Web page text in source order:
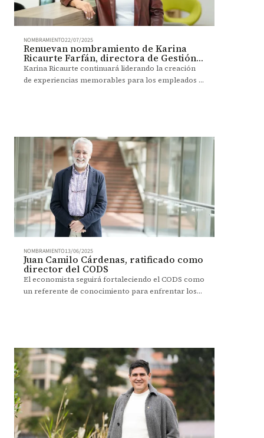
NOMBRAMIENTO22/07/2025
Renuevan nombramiento de Karina
Ricaurte Farfán, directora de Gestión
Humana y Desarrollo Organizacional
Karina Ricaurte continuará liderando la creación
de experiencias memorables para los empleados a
NOMBRAMIENTO13/06/2025
Juan Camilo Cárdenas, ratificado como
director del CODS
El economista seguirá fortaleciendo el CODS como
un referente de conocimiento para enfrentar los